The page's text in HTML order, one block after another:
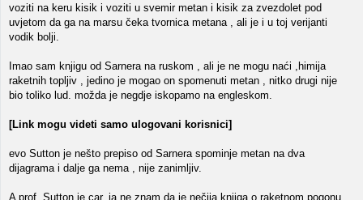
voziti na keru kisik i voziti u svemir metan i kisik za zvezdolet pod
uvjetom da ga na marsu čeka tvornica metana , ali je i u toj verijanti
vodik bolji.
Imao sam knjigu od Sarnera na ruskom , ali je ne mogu naći ,himija
raketnih topljiv , jedino je mogao on spomenuti metan , nitko drugi nije
bio toliko lud. možda je negdje iskopamo na engleskom.
[Link mogu videti samo ulogovani korisnici]
evo Sutton je nešto prepiso od Sarnera spominje metan na dva
dijagrama i dalje ga nema , nije zanimljiv.
A prof. Sutton je car, ja ne znam da je nečija knjiga o raketnom pogonu